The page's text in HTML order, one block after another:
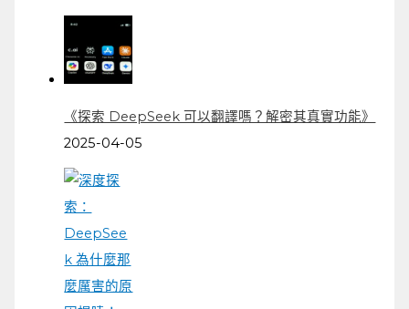
《探索 DeepSeek 可以翻譯嗎？解密其真實功能》
2025-04-05